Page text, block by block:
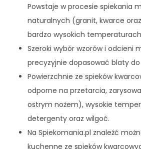
Powstaje w procesie spiekania
naturalnych (granit, kwarce oraz
bardzo wysokich
Szeroki wybór wzorów i odcieni
precyzyjnie dopasować blaty
Powierzchnie ze spieków
odporne na przetarcia,
ostrym nożem), wysokie
detergenty oraz wilgoć.
Na Spiekomania.pl znaleźć
kuchenne ze spieków